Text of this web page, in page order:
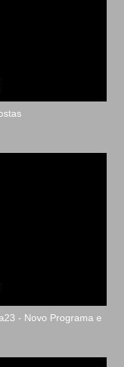
- Novo Programa e